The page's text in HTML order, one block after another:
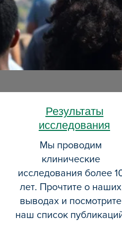
и связанными с
здоровья.
и связанными с
здоровья.
Результаты
исследования
Мы проводим
клинические
исследования более
лет. Прочтите о наших
выводах и посмотрите
наш список